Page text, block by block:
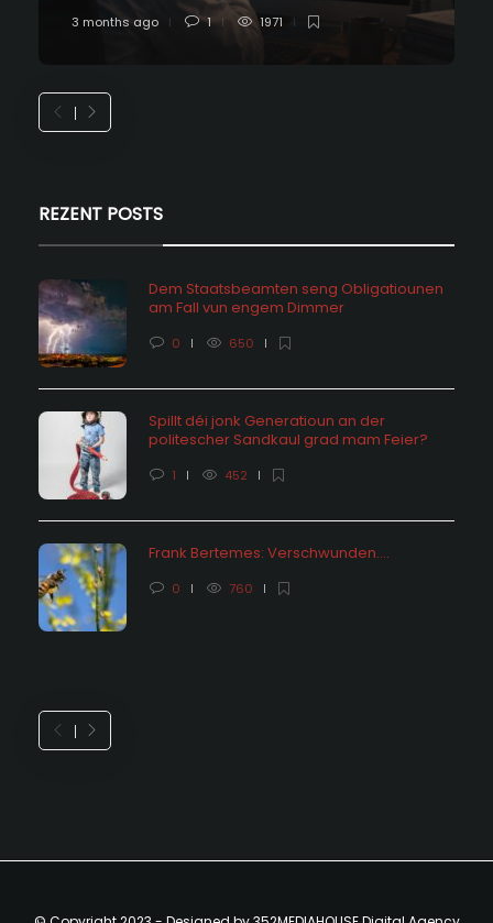
3 months ago 1 1971
REZENT POSTS
Dem Staatsbeamten seng Obligatiounen
am Fall vun engem Dimmer
0 650
Spillt déi jonk Generatioun an der
politescher Sandkaul grad mam Feier?
1 452
Frank Bertemes: Verschwunden….
0 760